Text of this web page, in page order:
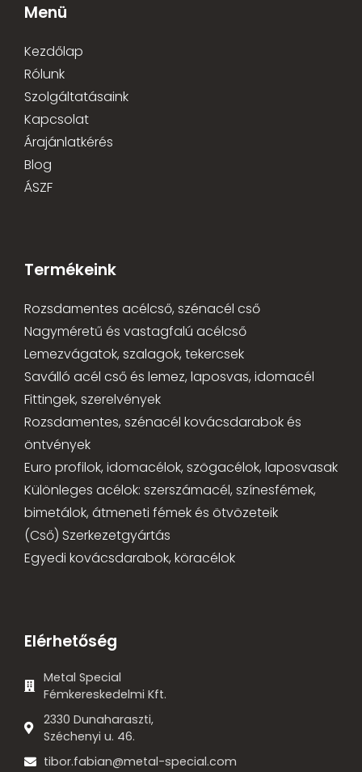
Menü
Kezdőlap
Rólunk
Szolgáltatásaink
Kapcsolat
Árajánlatkérés
Blog
ÁSZF
Termékeink
Rozsdamentes acélcső, szénacél cső
Nagyméretű és vastagfalú acélcső
Lemezvágatok, szalagok, tekercsek
Saválló acél cső és lemez, laposvas, idomacél
Fittingek, szerelvények
Rozsdamentes, szénacél kovácsdarabok és
öntvények
Euro profilok, idomacélok, szögacélok, laposvasak
Különleges acélok: szerszámacél, színesfémek,
bimetálok, átmeneti fémek és ötvözeteik
(Cső) Szerkezetgyártás
Egyedi kovácsdarabok, köracélok
Elérhetőség
Metal Special
Fémkereskedelmi Kft.
2330 Dunaharaszti,
Széchenyi u. 46.
tibor.fabian@metal-special.com